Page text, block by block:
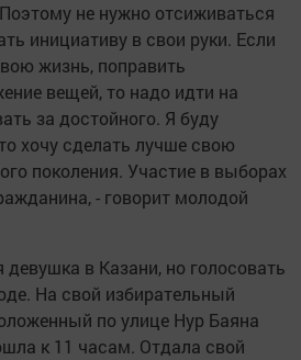
не нужно отсиживаться
инициативу в свои руки. Если
жизнь, поправить
вещей, то надо идти на
за достойного. Я буду
хочу сделать лучше свою
поколения. Участие в выборах
- говорит молодой
девушка в Казани, но голосовать
На свой избирательный
по улице Нур Баяна
к 11 часам. Отдала свой